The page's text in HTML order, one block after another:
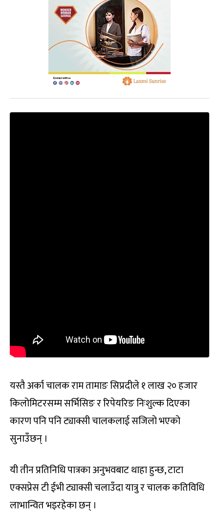
यस्तै अर्का चालक राम तामाङ सिप्रदीले १ लाख २० हजार
किलोमिटरसम्म सर्भिसिङ र रिपेयरिङ निःशुल्क दिएका
कारण पनि पनि ट्याक्सी चालकलाई सजिलो भएको
सुनाउँछन् ।
यी तीन प्रतिनिधि पात्रका अनुभवबाट थाहा हुन्छ, टाटा
एक्सप्रेस टी ईभी ट्याक्सी चलाउँदा यात्रु र चालक कतिविधि
लाभान्वित भइरहेका छन् ।